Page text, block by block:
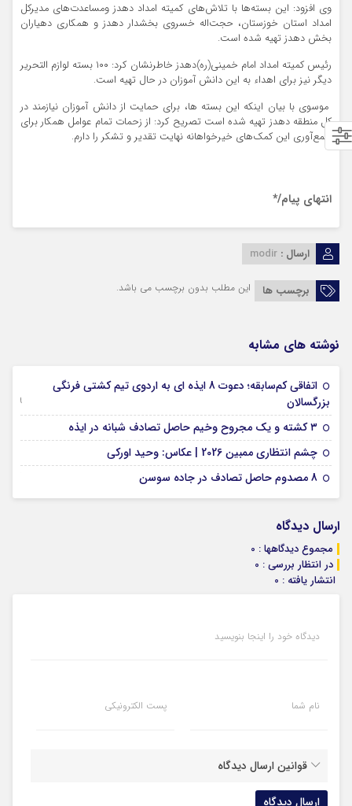
وی افزود: این بسته‌ها با تلاش‌های کمیته امداد دهدز ومساعدت‌های مدیرکل
امداد استان خوزستان، حجت‌اله خسروی بخشدار دهدز و همکاری دهیاران
بخش دهدز تهیه شده است.
رئیس کمیته امداد امام خمینی(ره)دهدز خاطرنشان کرد: ۱۰۰ بسته لوازم التحریر
دیگر نیز برای اهداء به این دانش آموزان در حال تهیه است.
موسوی با بیان اینکه این بسته ها، برای حمایت از دانش آموزان نیازمند در
کل منطقه دهدز تهیه شده است تصریح کرد: از زحمات تمام عوامل همکار برای
جمع‌آوری این کمک‌های خیرخواهانه نهایت تقدیر و تشکر را دارم.
انتهای پیام/*
ارسال : modir
برچسب ها این مطلب بدون برچسب می باشد.
نوشته های مشابه
اتفاقی کم‌سابقه؛ دعوت 8 ایذه ای به اردوی تیم کشتی فرنگی
بزرگسالان
09 جولای 2026
۳ کشته و یک مجروح وخیم حاصل تصادف شبانه در ایذه
چشم انتظاری ممبین 2026 | عکاس: وحید اورکی
8 مصدوم حاصل تصادف در جاده سوسن
ارسال دیدگاه
مجموع دیدگاهها : 0
در انتظار بررسی : 0
انتشار یافته : 0
دیدگاه خود را اینجا بنویسید
نام شما پست الکترونیکی
قوانین ارسال دیدگاه